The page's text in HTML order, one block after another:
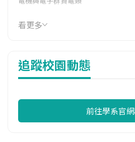
114年學費
15,983 元/學期
10,202 元/學期
114年註冊率
113學年度上學期
看更多
追蹤校園動態
前往學系官網